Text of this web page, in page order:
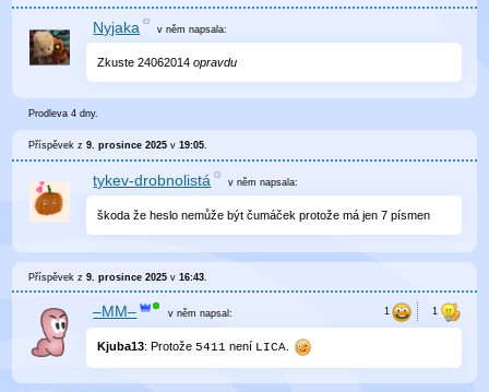
Nyjaka v němnapsala:
Zkuste 24062014opravdu
Prodleva 4 dny.
Příspěvek z9. prosince 2025 v19:05.
tykev-drobnolistá v němnapsala:
škoda že heslo nemůže být čumáček protože má jen 7 písmen
Příspěvek z9. prosince 2025 v16:43
–MM– v něm napsal:
Kjuba13: Protože5411 není LICA